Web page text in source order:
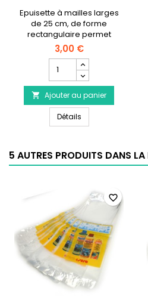
Epuisette à mailles larges
de 25 cm, de forme
rectangulaire permet
d'attraper facilement les
poissons ou les crevettes
dans les recoins de
l'aquarium.
3,00 €
quantité
du
produit
AQUA
NOVA
NS-
Épuisette
25cm
 Ajouter au panier
DétailsAQUA NOVA NS-
5 AUTRES PRODUITS DANS
favorite_border